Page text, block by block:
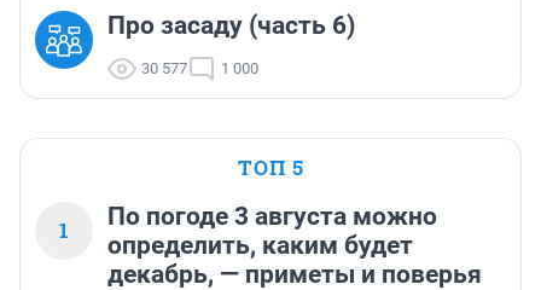
Про засаду (часть 6)
30 577 1 000
ТОП 5
1
По погоде 3 августа можно
определить, каким будет
декабрь, — приметы и поверья